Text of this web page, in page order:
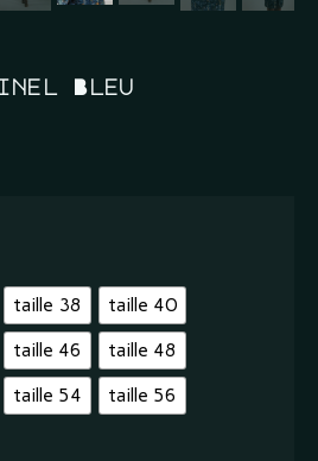
Bleu
taille 38
taille 40
taille 46
taille 48
taille 54
taille 56